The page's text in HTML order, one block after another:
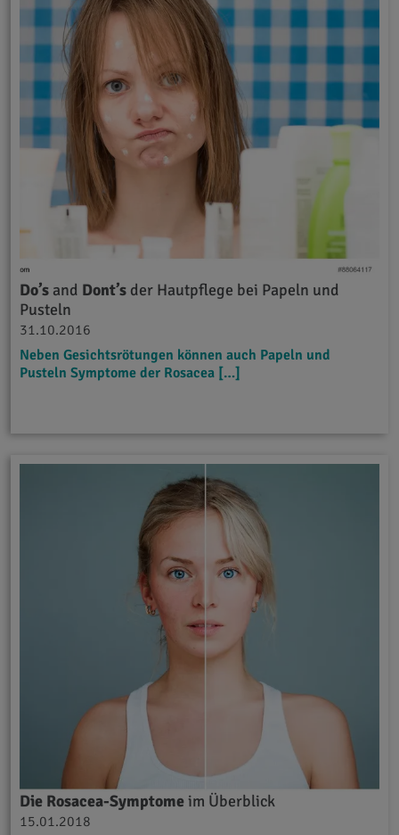
Do’s and Dont’s der Hautpflege bei Papeln und
Pusteln
31.10.2016
Neben Gesichtsrötungen können auch Papeln und
Pusteln Symptome der Rosacea […]
Die Rosacea-Symptomeim Überblick
15.01.2018